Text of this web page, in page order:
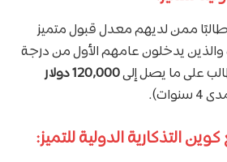
في كل عام، يحصل 25 طالبًا ممن لديهم معدل قبول متميز
يدخلون عامهم الأول من درجة
على ما يصل إلى
120,000 دولار